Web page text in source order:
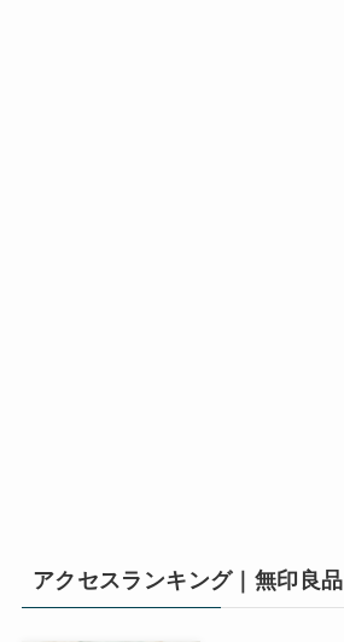
アクセスランキング｜無印良品